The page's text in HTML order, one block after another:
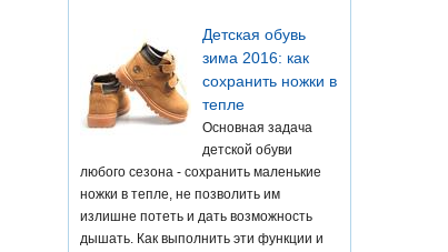
Детская обувь
зима 2016: как
сохранить ножки в
тепле
Основная задача
детской обуви
любого сезона - сохранить маленькие
ножки в тепле, не позволить им
излишне потеть и дать возможность
дышать. Как выполнить эти функции и